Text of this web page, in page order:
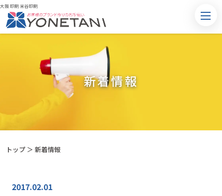
大阪 印刷 米谷印刷
新着情報
トップ ＞ 新着情報
2017.02.01